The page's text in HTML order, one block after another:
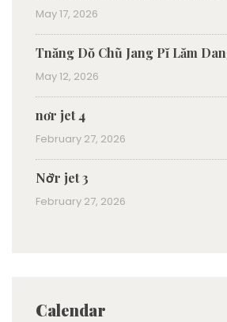
May 17, 2026
Tnăng Dŏ Chũ Jang Pĭ Lăm
May 12, 2026
nơr jet 4
February 27, 2026
Nơ̆r jet 3
February 27, 2026
Calendar